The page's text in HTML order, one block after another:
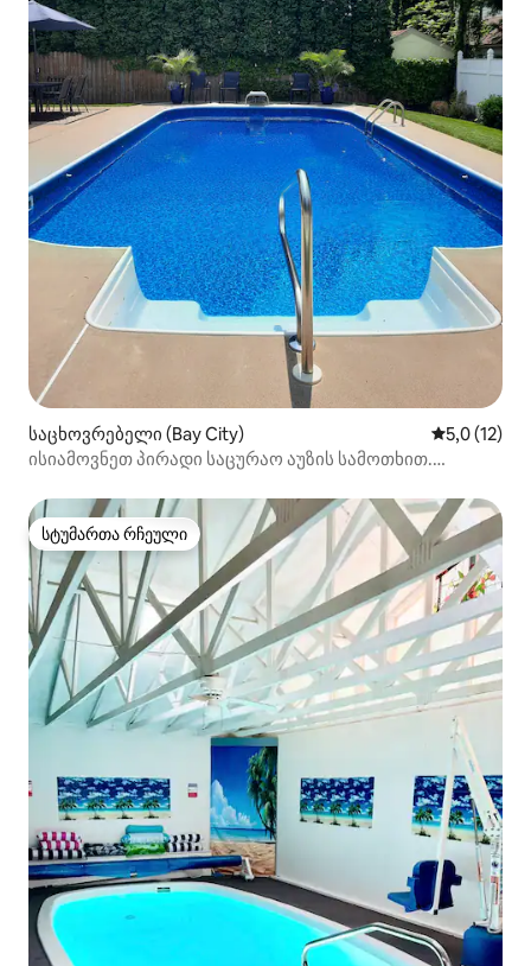
საცხოვრებელი (Bay City) საშუალო
5,0 (12)
ისიამოვნეთ პირადი საცურაო აუზის სამოთხით.
სტუმართა რჩეული
სტუმართა რჩეული